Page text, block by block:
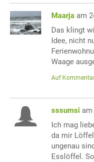
Maarja am
Das klingt
Idee, nicht
Waage
Auf
sssumsi
Ich mag
da mir
ungenau
Esslöffel.